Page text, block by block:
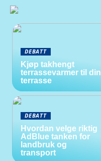
DEBATT
Kjøp takhengt
terrassevarmer til din
terrasse
DEBATT
Hvordan velge riktig
AdBlue tanken for
landbruk og
transport